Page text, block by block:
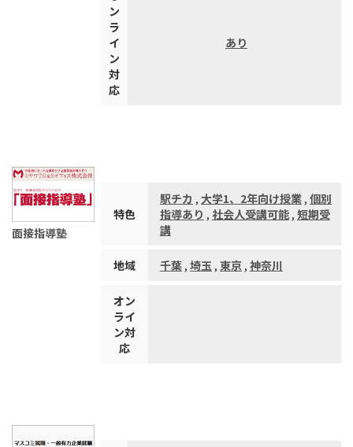
ン
ラ
イ
ン
対
応
あり
面接指導塾
特色
駅チカ , 大学1、2年向け授業, 個別
指導あり , 社会人受講可能, 短期受
講
地域 千葉, 埼玉, 東京, 神奈川
オン
ライ
ン対
応